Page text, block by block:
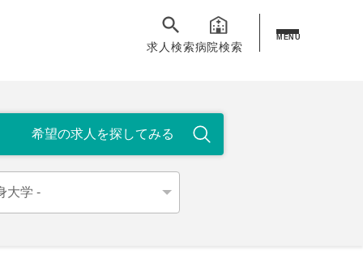
求人検索病院検索
MENU